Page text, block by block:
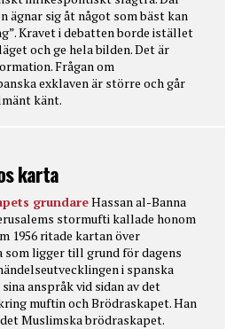
ägnar sig åt något som bäst kan
Kravet i debatten borde istället
och ge hela bilden. Det är
Frågan om
exklaven är större och går
känt.
karta
grundareHassan al-Banna
stormufti kallade honom
1956 ritade kartan över
som ligger till grund för dagens
i spanska
anspråk vid sidan av det
muftin och Brödraskapet. Han
Muslimska brödraskapet.